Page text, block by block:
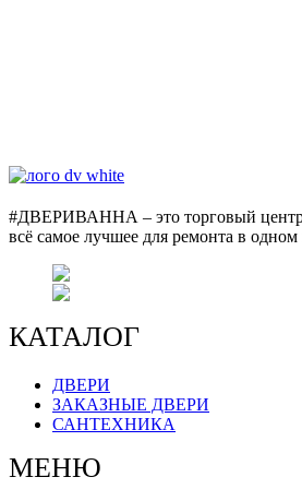
#ДВЕРИВАННА – это торговый
всё самое лучшее для ремонта в одном
КАТАЛОГ
ДВЕРИ
ЗАКАЗНЫЕ ДВЕРИ
САНТЕХНИКА
МЕНЮ